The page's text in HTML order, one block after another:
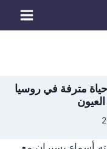
حياة مترفة في روسيا